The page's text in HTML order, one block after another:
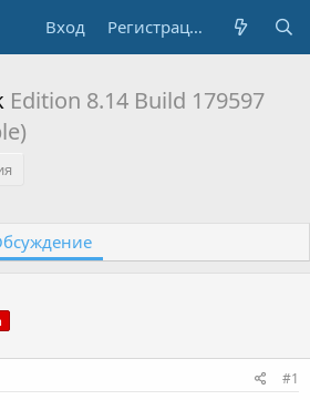
Вход Регистрация
Edition 8.14 Build 179597
#1